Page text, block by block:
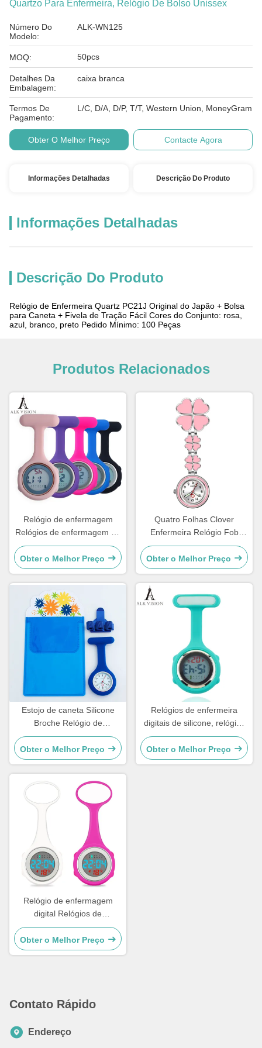
Quartzo Para Enfermeira, Relógio De Bolso Unissex
Número Do
Modelo:
ALK-WN125
MOQ: 50pcs
Detalhes Da
Embalagem:
caixa branca
Termos De
Pagamento:
L/C, D/A, D/P, T/T, Western Union, MoneyGram
Obter O Melhor Preço Contacte Agora
Informações Detalhadas Descrição Do Produto
Informações Detalhadas
Descrição Do Produto
Relógio de Enfermeira Quartz PC21J Original do Japão + Bolsa
para Caneta + Fivela de Tração Fácil Cores do Conjunto: rosa,
azul, branco, preto Pedido Mínimo: 100 Peças
Produtos Relacionados
Relógio de enfermagem
Relógios de enfermagem de
silicone digitais Broche Lapel
Impresso Manga de
borracha Relógio médico
Fob Relógio de enfermagem
presente
Obter o Melhor Preço
Quatro Folhas Clover
Enfermeira Relógio Fob
Médico de Bolso Relógio
Pendente Hospital Dom
Relógio Médico Luminoso
Padrão de Sol Literal
Obter o Melhor Preço
Estojo de caneta Silicone
Broche Relógio de
enfermeira Relógio de bolso
Presente de enfermagem
Clip de caneta de quartzo 4
cores Porta-canetas
Médicos Enfermeiros
Dedicado P
Obter o Melhor Preço
Relógios de enfermeira
digitais de silicone, relógios
de bolso com prendedor,
relógios de broche para
enfermeira, presente para
Obter o Melhor Preço
Relógio de enfermagem
digital Relógios de
enfermagem de silicone
Broche Lapel Manga de
borracha Relógios médicos
Obter o Melhor Preço
Contato Rápido
Endereço